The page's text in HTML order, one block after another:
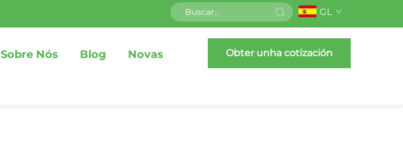
GL
Sobre Nós Blog Novas Obter unha cotización